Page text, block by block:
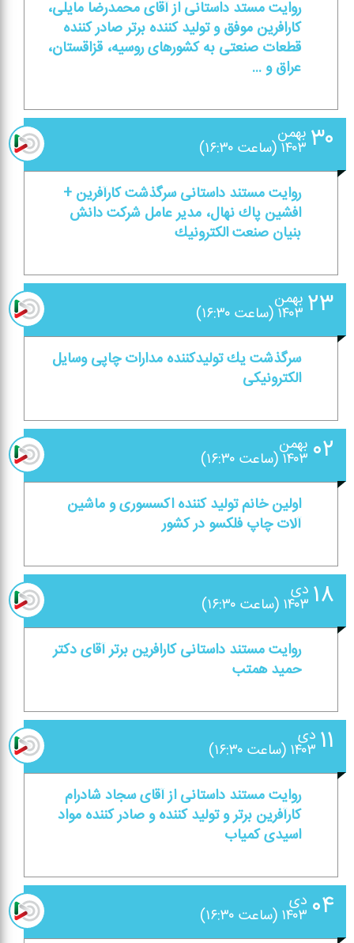
روایت مستد داستانی از آقای محمدرضا مایلی،
كارافرین موفق و تولید كننده برتر صادر كننده
قطعات صنعتی به كشورهای روسیه، قزاقستان،
عراق و ...
۳۰ بهمن
۱۴۰۳ (ساعت ۱۶:۳۰)
روایت مستند داستانی سرگذشت كارآفرین +
افشین پاك نهال، مدیر عامل شركت دانش
بنیان صنعت الكترونیك
۲۳ بهمن
۱۴۰۳ (ساعت ۱۶:۳۰)
سرگذشت یك تولیدكننده مدارات چاپی وسایل
الكترونیكی
۰۲ بهمن
۱۴۰۳ (ساعت ۱۶:۳۰)
اولین خانم تولید كننده اكسسوری و ماشین
آلات چاپ فلكسو در كشور
۱۸ دی
۱۴۰۳ (ساعت ۱۶:۳۰)
روایت مستند داستانی كارافرین برتر آقای دكتر
حمید همتب
۱۱ دی
۱۴۰۳ (ساعت ۱۶:۳۰)
روایت مستند داستانی از آقای سجاد شادرام
كارآفرین برتر و تولید كننده و صادر كننده مواد
اسیدی كمیاب
۰۴ دی
۱۴۰۳ (ساعت ۱۶:۳۰)